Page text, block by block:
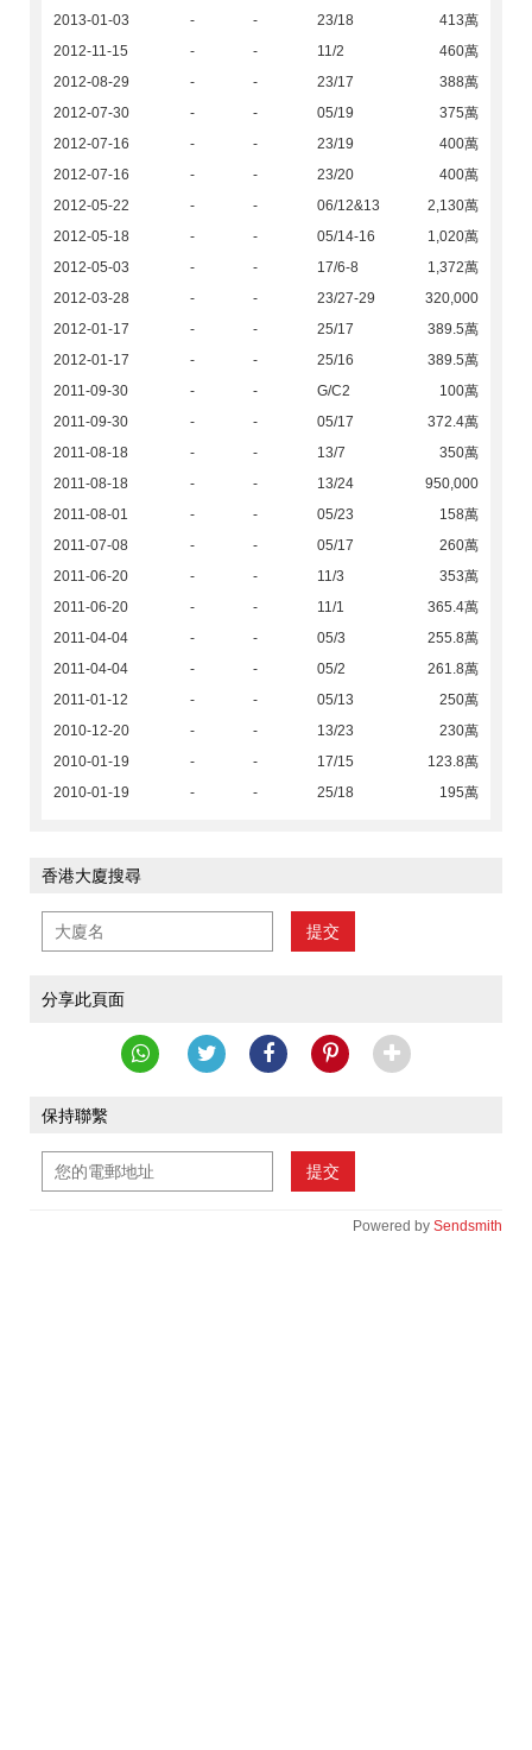
2013-01-03
- - 23/18
413萬
2012-11-15
- - 11/2
460萬
2012-08-29
- - 23/17
388萬
2012-07-30
- - 05/19
375萬
2012-07-16
- - 23/19
400萬
2012-07-16
- - 23/20
400萬
2012-05-22
- - 06/12&13
2,130萬
2012-05-18
- - 05/14-16
1,020萬
2012-05-03
- - 17/6-8
1,372萬
2012-03-28
- - 23/27-29
320,000
2012-01-17
- - 25/17
389.5萬
2012-01-17
- - 25/16
389.5萬
2011-09-30
- - G/C2
100萬
2011-09-30
- - 05/17
372.4萬
2011-08-18
- - 13/7
350萬
2011-08-18
- - 13/24
950,000
2011-08-01
- - 05/23
158萬
2011-07-08
- - 05/17
260萬
2011-06-20
- - 11/3
353萬
2011-06-20
- - 11/1
365.4萬
2011-04-04
- - 05/3
255.8萬
2011-04-04
- - 05/2
261.8萬
2011-01-12
- - 05/13
250萬
2010-12-20
- - 13/23
230萬
2010-01-19
- - 17/15
123.8萬
2010-01-19
- - 25/18 195萬
香港大廈搜尋
提交
分享此頁面
保持聯繫
提交
Powered by Sendsmith